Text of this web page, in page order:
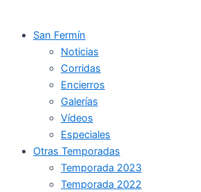
San Fermín
Noticias
Corridas
Encierros
Galerías
Vídeos
Especiales
Otras Temporadas
Temporada 2023
Temporada 2022